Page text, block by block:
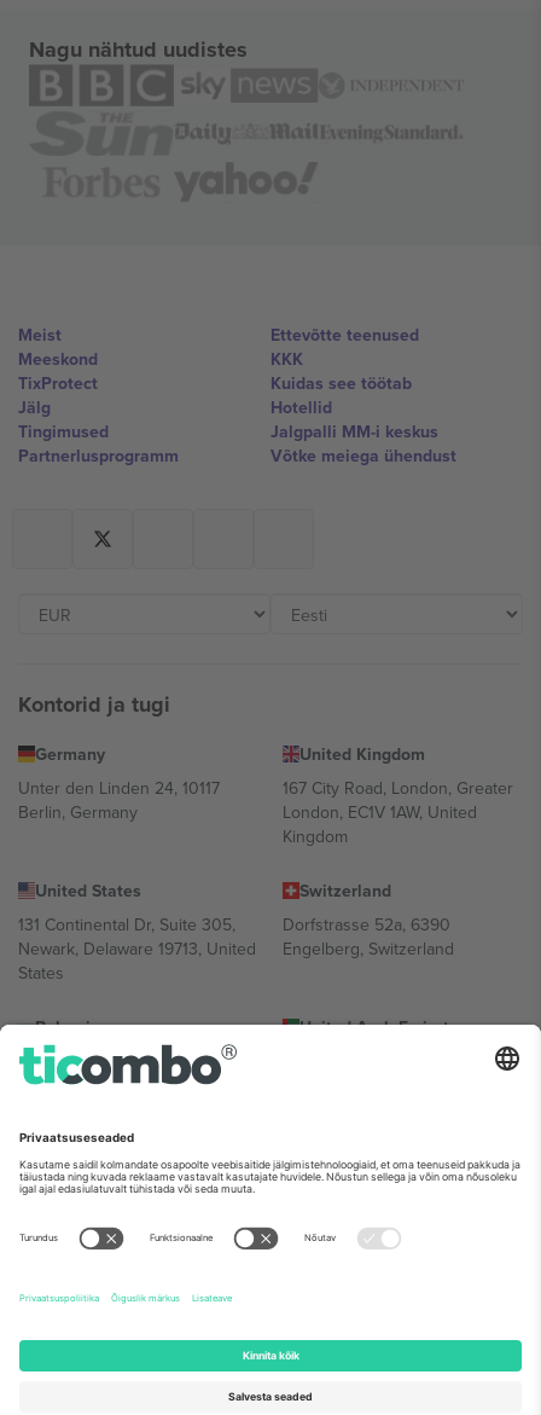
Nagu nähtud uudistes
Meist
Meeskond
TixProtect
Jälg
Tingimused
Partnerlusprogramm
Ettevõtte teenused
KKK
Kuidas see töötab
Hotellid
Jalgpalli MM-i keskus
Võtke meiega ühendust
Kontorid ja tugi
Germany
Unter den Linden 24, 10117
Berlin, Germany
United Kingdom
167 City Road, London, Greater
London, EC1V 1AW, United
Kingdom
United States
131 Continental Dr, Suite 305,
Newark, Delaware 19713, United
States
Switzerland
Dorfstrasse 52a, 6390
Engelberg, Switzerland
Bulgaria
Regus Sofia City West, bul
Totleben 53-55, 1606 Sofia,
United Arab Emirates
UAE Dubai Silicon Oasis, DDP
Mexico
Av Chapultepec 360, Roma
Norte, Cuauhtémoc, 06700
Ciudad de México, CDMX,
sündmusest ja/või domeenist. Detailide jaoks vaata konkreetse
sündmuse lehte, impressumit ja tingimusi.,
2026 Ticombo. Kõik õigused kaitstud.